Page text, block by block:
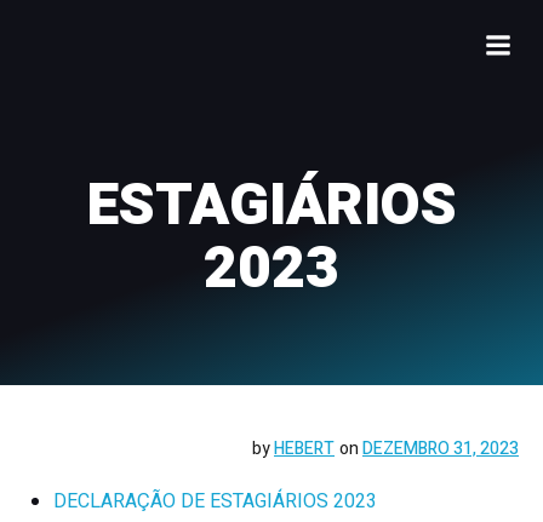
ESTAGIÁRIOS
2023
byHEBERTonDEZEMBRO 31, 2023
DECLARAÇÃO DE ESTAGIÁRIOS 2023